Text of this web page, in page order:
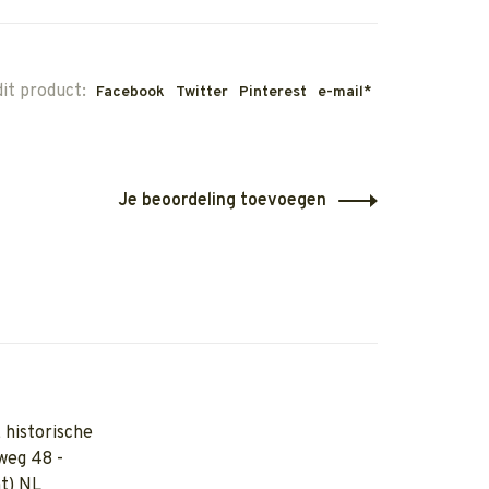
product: Facebook Twitter Pinterest e-mail*
Je beoordeling toevoegen
historische
48 -